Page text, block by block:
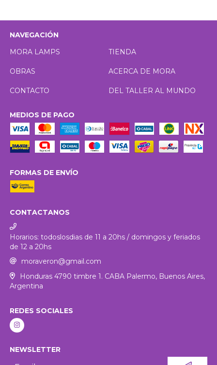
NAVEGACIÓN
MORA LAMPS
TIENDA
OBRAS ACERCA DE MORA
CONTACTO DEL TALLER AL MUNDO
MEDIOS DE PAGO
FORMAS DE ENVÍO
CONTACTANOS
Horarios: todoslosdias de 11 a 20hs / domingos y feriados
de 12 a 20hs
moraveron@gmail.com
Honduras 4790 timbre 1. CABA Palermo, Buenos Aires,
Argentina
REDES SOCIALES
NEWSLETTER